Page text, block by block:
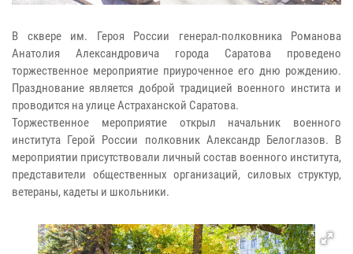
В сквере им. Героя России генерал-полковника Романова
Анатолия Александровича города Саратова проведено
торжественное мероприятие приуроченное его дню рождению.
Празднование является доброй традицией военного инстита и
проводится на улице Астраханской Саратова.
Торжественное мероприятие открыл начальник военного
института Герой России полковник Александр Белоглазов. В
мероприятии присутствовали личный состав военного института,
представители общественных организаций, силовых структур,
ветераны, кадеты и школьники.